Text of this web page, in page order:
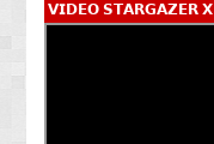
𝗩𝗜𝗗𝗘𝗢 𝗦𝗧𝗔𝗥𝗚𝗔𝗭𝗘𝗥 𝗫